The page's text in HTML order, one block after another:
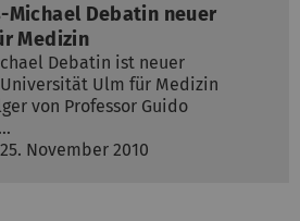
Michael Debatin neuer
Medizin
Debatin ist neuer
Ulm für Medizin
von Professor Guido
November 2010